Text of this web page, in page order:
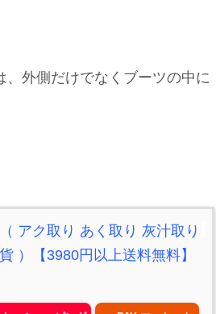
外側だけでなくブーツの中に
アク取り あく取り 灰汁取り
）【3980円以上送料無料】